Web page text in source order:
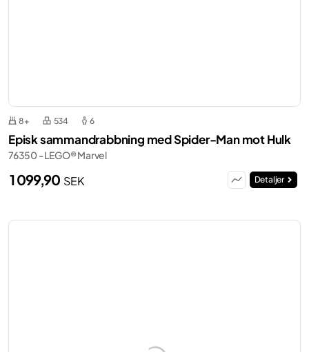
8+ 534 6
Episk sammandrabbning med Spider-Man mot Hulk
76350 - LEGO® Marvel
1 099,90 SEK Detaljer